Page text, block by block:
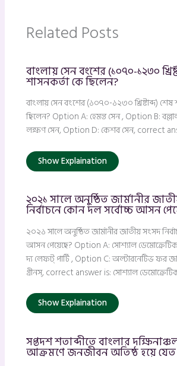
Related Posts
বাংলায় সেন বংশের (১০৭০-১২৩০
শাসনকর্তা কে ছিলেন?
বাংলায় সেন বংশের (১০৭০-১২৩০ খ্রিষ্টাব্দ) শেষ
ছিলেন? Option A: হেমন্ত সেন , Option B:
লক্ষণ সেন, Option D: কেশব সেন, correct
Show Explaination
২০২১ সালে অনুষ্ঠিত জার্মানীর
নির্বাচনে কোন দল সর্বোচ্চ আসন
২০২১ সালে অনুষ্ঠিত জার্মানীর জাতীয় সংসদ
আসন পেয়েছে? Option A: সোশ্যাল ডেমোক্রেটিক
দ্য লেফট্ পার্টি , Option C: অল্টারনেটিভ ফর
গ্রীনস্, correct answer is: সোশ্যাল ডেমোক্রেটিক
Show Explaination
সপ্তদশ শতাব্দীতে বাংলার
আক্রমণে জনজীবন অতিষ্ঠ হয়ে যেত।